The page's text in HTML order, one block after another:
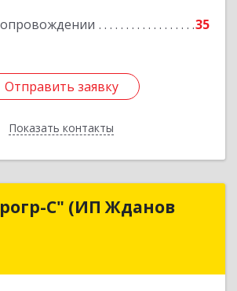
35
Отправить заявку
Показать контакты
Отправить заявку
Назад
С" (ИП Жданов
"Прогр-С" (ИП Жданов